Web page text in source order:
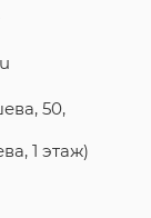
50,
1 этаж)